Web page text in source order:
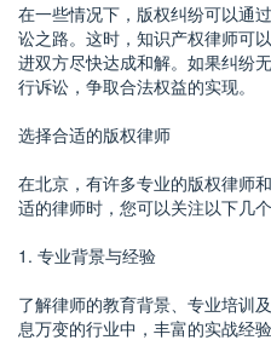
在一些情况下，版权纠纷可以通
讼之路。这时，知识产权律师可
进双方尽快达成和解。如果纠纷
行诉讼，争取合法权益的实现。
选择合适的版权律师
在北京，有许多专业的版权律师
适的律师时，您可以关注以下几
1. 专业背景与经验
了解律师的教育背景、专业培训
息万变的行业中，丰富的实战经验